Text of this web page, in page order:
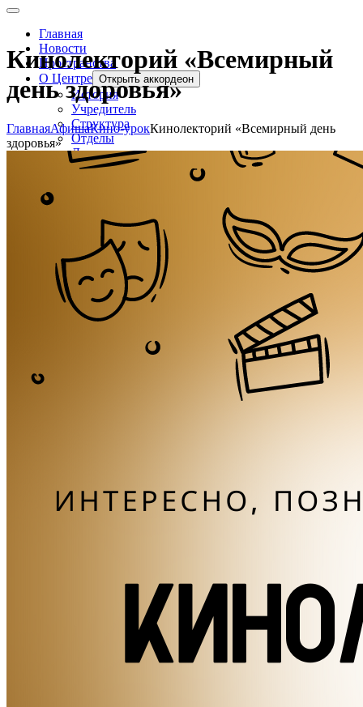
Главная
Новости
Пространства
О Центре Открыть аккордеон
История
Учредитель
Структура
Отделы
Документы
Доступная среда и безопасность
Студии
Студия отдела ремесел «Берестяных дел мастер»
Коллективы Открыть аккордеон
Народный ансамбль «Метелица»
Проекты
Поддержка
Календарь
Участникам СВО
Коллегам
Кинолекторий «Всемирный
день здоровья»
ГлавнаяАфишаКино-урокКинолекторий «Всемирный день
здоровья»